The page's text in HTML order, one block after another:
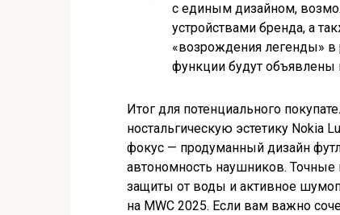
с единым дизайном,
устройствами бренда, а
«возрождения легенды»
функции будут объявлены
Итог для потенциального
ностальгическую эстетику
фокус — продуманный дизайн
автономность наушников.
защиты от воды и активное
на MWC 2025. Если вам важно